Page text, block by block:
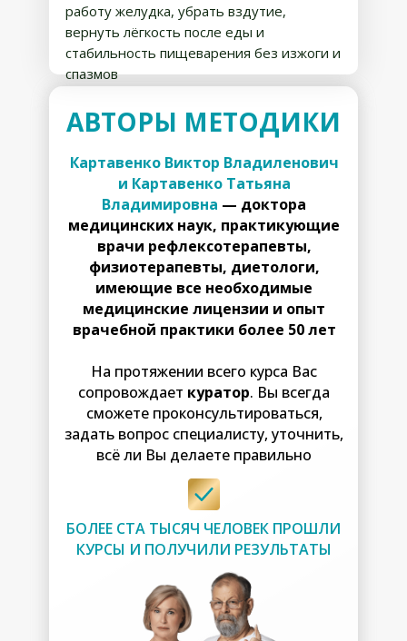
АВТОРЫ МЕТОДИКИ
Картавенко Виктор Владиленович
и Картавенко Татьяна
Владимировна — доктора
медицинских наук, практикующие
врачи рефлексотерапевты,
физиотерапевты, диетологи,
имеющие все необходимые
медицинские лицензии и опыт
врачебной практики более 50 лет
На протяжении всего курса Вас
сопровождает куратор. Вы всегда
сможете проконсультироваться,
задать вопрос специалисту, уточнить,
всё ли Вы делаете правильно
БОЛЕЕ СТА ТЫСЯЧ ЧЕЛОВЕК ПРОШЛИ
КУРСЫ И ПОЛУЧИЛИ РЕЗУЛЬТАТЫ
работу желудка, убрать вздутие,
вернуть лёгкость после еды и
стабильность пищеварения без изжоги и
спазмов